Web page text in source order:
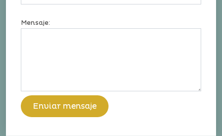
Mensaje:
Enviar mensaje